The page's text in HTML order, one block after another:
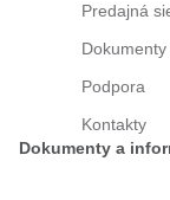
Predajná
Podpora
Kontakty
Dokumenty a